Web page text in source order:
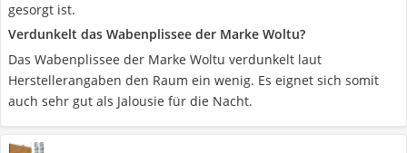
gesorgt ist.
Verdunkelt das Wabenplissee der Marke Woltu?
Das Wabenplissee der Marke Woltu verdunkelt laut
Herstellerangaben den Raum ein wenig. Es eignet sich somit
auch sehr gut als Jalousie für die Nacht.